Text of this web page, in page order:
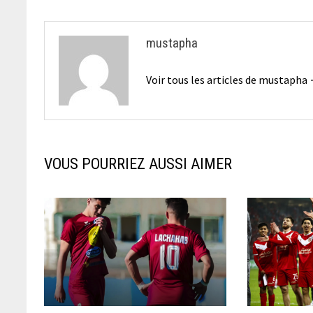
mustapha
Voir tous les articles de
VOUS POURRIEZ AUSSI AIMER